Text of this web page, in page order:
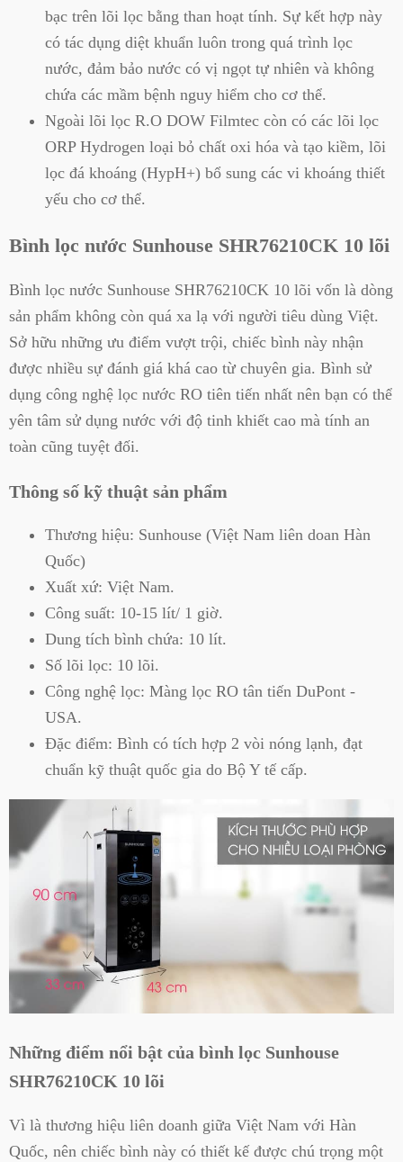
bạc trên lõi lọc bằng than hoạt tính. Sự kết hợp này
có tác dụng diệt khuẩn luôn trong quá trình lọc
nước, đảm bảo nước có vị ngọt tự nhiên và không
chứa các mầm bệnh nguy hiểm cho cơ thể.
Ngoài lõi lọc R.O DOW Filmtec còn có các lõi lọc
ORP Hydrogen loại bỏ chất oxi hóa và tạo kiềm, lõi
lọc đá khoáng (HypH+) bổ sung các vi khoáng thiết
yếu cho cơ thể.
Bình lọc nước Sunhouse SHR76210CK 10 lõi
Bình lọc nước Sunhouse SHR76210CK 10 lõi vốn là dòng
sản phẩm không còn quá xa lạ với người tiêu dùng Việt.
Sở hữu những ưu điểm vượt trội, chiếc bình này nhận
được nhiều sự đánh giá khá cao từ chuyên gia. Bình sử
dụng công nghệ lọc nước RO tiên tiến nhất nên bạn có thể
yên tâm sử dụng nước với độ tinh khiết cao mà tính an
toàn cũng tuyệt đối.
Thông số kỹ thuật sản phẩm
Thương hiệu: Sunhouse (Việt Nam liên doan Hàn
Quốc)
Xuất xứ: Việt Nam.
Công suất: 10-15 lít/ 1 giờ.
Dung tích bình chứa: 10 lít.
Số lõi lọc: 10 lõi.
Công nghệ lọc: Màng lọc RO tân tiến DuPont -
USA.
Đặc điểm: Bình có tích hợp 2 vòi nóng lạnh, đạt
chuẩn kỹ thuật quốc gia do Bộ Y tế cấp.
Những điểm nổi bật của bình lọc Sunhouse
SHR76210CK 10 lõi
Vì là thương hiệu liên doanh giữa Việt Nam với Hàn
Quốc, nên chiếc bình này có thiết kế được chú trọng một